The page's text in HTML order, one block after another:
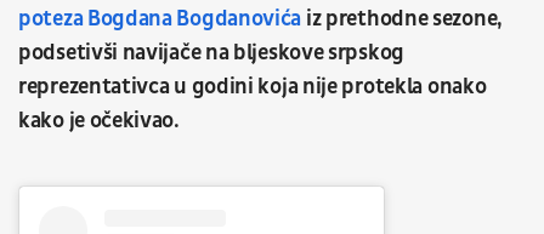
poteza Bogdana Bogdanovića iz prethodne sezone,
podsetivši navijače na bljeskove srpskog
reprezentativca u godini koja nije protekla onako
kako je očekivao.